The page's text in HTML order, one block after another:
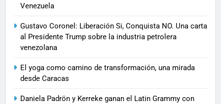
Venezuela
Gustavo Coronel: Liberación Si, Conquista NO. Una carta
al Presidente Trump sobre la industria petrolera
venezolana
El yoga como camino de transformación, una mirada
desde Caracas
Daniela Padrön y Kerreke ganan el Latin Grammy con